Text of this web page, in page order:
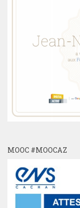
MOOC #MOOCAZ